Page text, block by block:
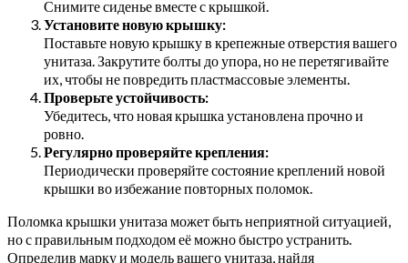
Снимите сиденье вместе с крышкой.
Установите новую крышку:
Поставьте новую крышку в крепежные отверстия вашего
унитаза. Закрутите болты до упора, но не перетягивайте
их, чтобы не повредить пластмассовые элементы.
Проверьте устойчивость:
Убедитесь, что новая крышка установлена прочно и
ровно.
Регулярно проверяйте крепления:
Периодически проверяйте состояние креплений новой
крышки во избежание повторных поломок.
Поломка крышки унитаза может быть неприятной ситуацией,
но с правильным подходом её можно быстро устранить.
Определив марку и модель вашего унитаза, найдя